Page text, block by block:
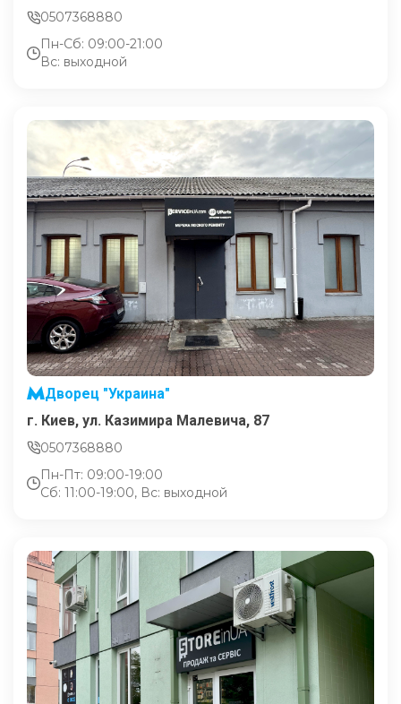
0507368880
Пн-Сб: 09:00-21:00
Вс: выходной
Дворец "Украина"
г. Киев, ул. Казимира Малевича, 87
0507368880
Пн-Пт: 09:00-19:00
Сб: 11:00-19:00, Вс: выходной